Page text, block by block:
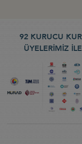
92 KURUCU
ÜYELERİMİZ